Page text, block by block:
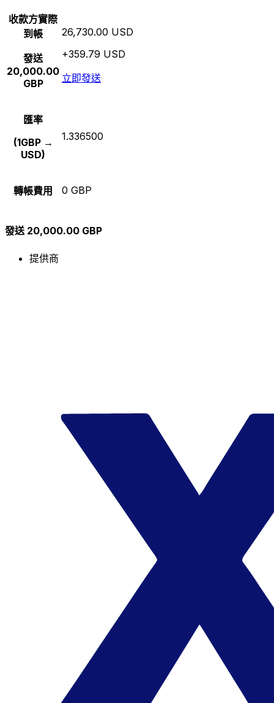
收款方實際
到帳
發送
20,000.00
GBP
26,730.00 USD
+359.79 USD
立即發送
匯率
(1GBP →
USD)
1.336500
轉帳費用 0 GBP
發送 20,000.00 GBP
提供商